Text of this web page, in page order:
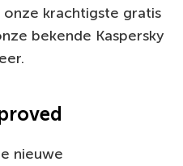
krachtigste gratis
bekende Kaspersky
nieuwe